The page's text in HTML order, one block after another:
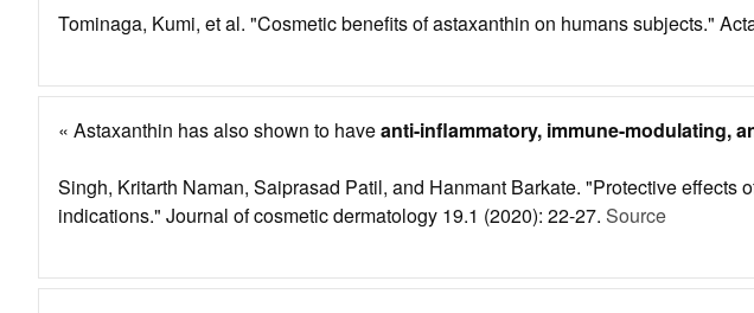
Tominaga, Kumi, et al. "Cosmetic benefits of astaxanthin on humans subjects."
« Astaxanthin has also shown to haveanti-inflammatory, immune-modulating,
Singh, Kritarth Naman, Saiprasad Patil, and Hanmant Barkate. "Protective
indications." Journal of cosmetic dermatology 19.1 (2020): 22-27. Source